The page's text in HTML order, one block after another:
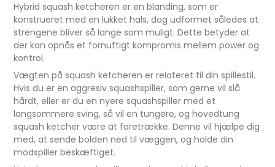
Hybrid squash ketcheren er en blanding, som er
konstrueret med en lukket hals, dog udformet således at
strengene bliver så lange som muligt. Dette betyder at
der kan opnås et fornuftigt kompromis mellem power og
kontrol.
Vægten på squash ketcheren er relateret til din spillestil.
Hvis du er en aggresiv squashspiller, som gerne vil slå
hårdt, eller er du en nyere squashspiller med et
langsommere sving, så vil en tungere, og hovedtung
squash ketcher være at foretrække. Denne vil hjælpe dig
med, at sende bolden ned til væggen, og holde din
modspiller beskæftiget.